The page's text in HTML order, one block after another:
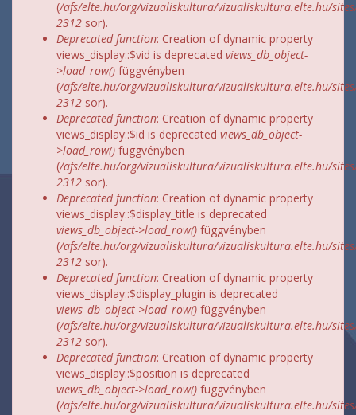
(/afs/elte.hu/org/vizualiskultura/vizualiskultura.elte.hu/
2312 sor).
Deprecated function: Creation of dynamic property
views_display::$vid is deprecated views_db_object-
>load_row() függvényben
(/afs/elte.hu/org/vizualiskultura/vizualiskultura.elte.hu/
2312 sor).
Deprecated function: Creation of dynamic property
views_display::$id is deprecated views_db_object-
>load_row() függvényben
(/afs/elte.hu/org/vizualiskultura/vizualiskultura.elte.hu/
2312 sor).
Deprecated function: Creation of dynamic property
views_display::$display_title is deprecated
views_db_object->load_row() függvényben
(/afs/elte.hu/org/vizualiskultura/vizualiskultura.elte.hu/
2312 sor).
Deprecated function: Creation of dynamic property
views_display::$display_plugin is deprecated
views_db_object->load_row() függvényben
(/afs/elte.hu/org/vizualiskultura/vizualiskultura.elte.hu/
2312 sor).
Deprecated function: Creation of dynamic property
views_display::$position is deprecated
views_db_object->load_row() függvényben
(/afs/elte.hu/org/vizualiskultura/vizualiskultura.elte.hu/